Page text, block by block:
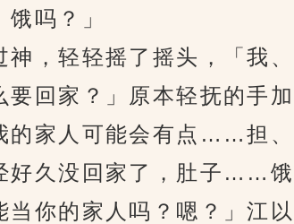
吗？」
，轻轻摇了摇头，「我
家？」原本轻抚的手加
家人可能会有点……担、
好久没回家了，肚子……
的家人吗？嗯？」江以